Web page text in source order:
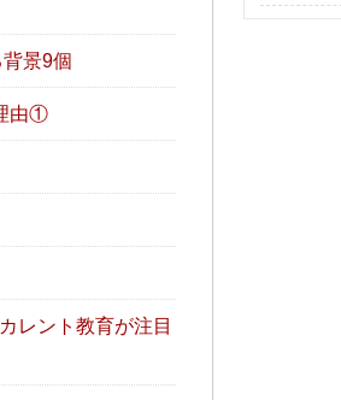
景9個
由①
レント教育が注目